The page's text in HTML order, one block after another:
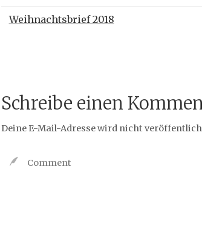
Weihnachtsbrief 2018
Schreibe einen
Deine E-Mail-Adresse wird nicht